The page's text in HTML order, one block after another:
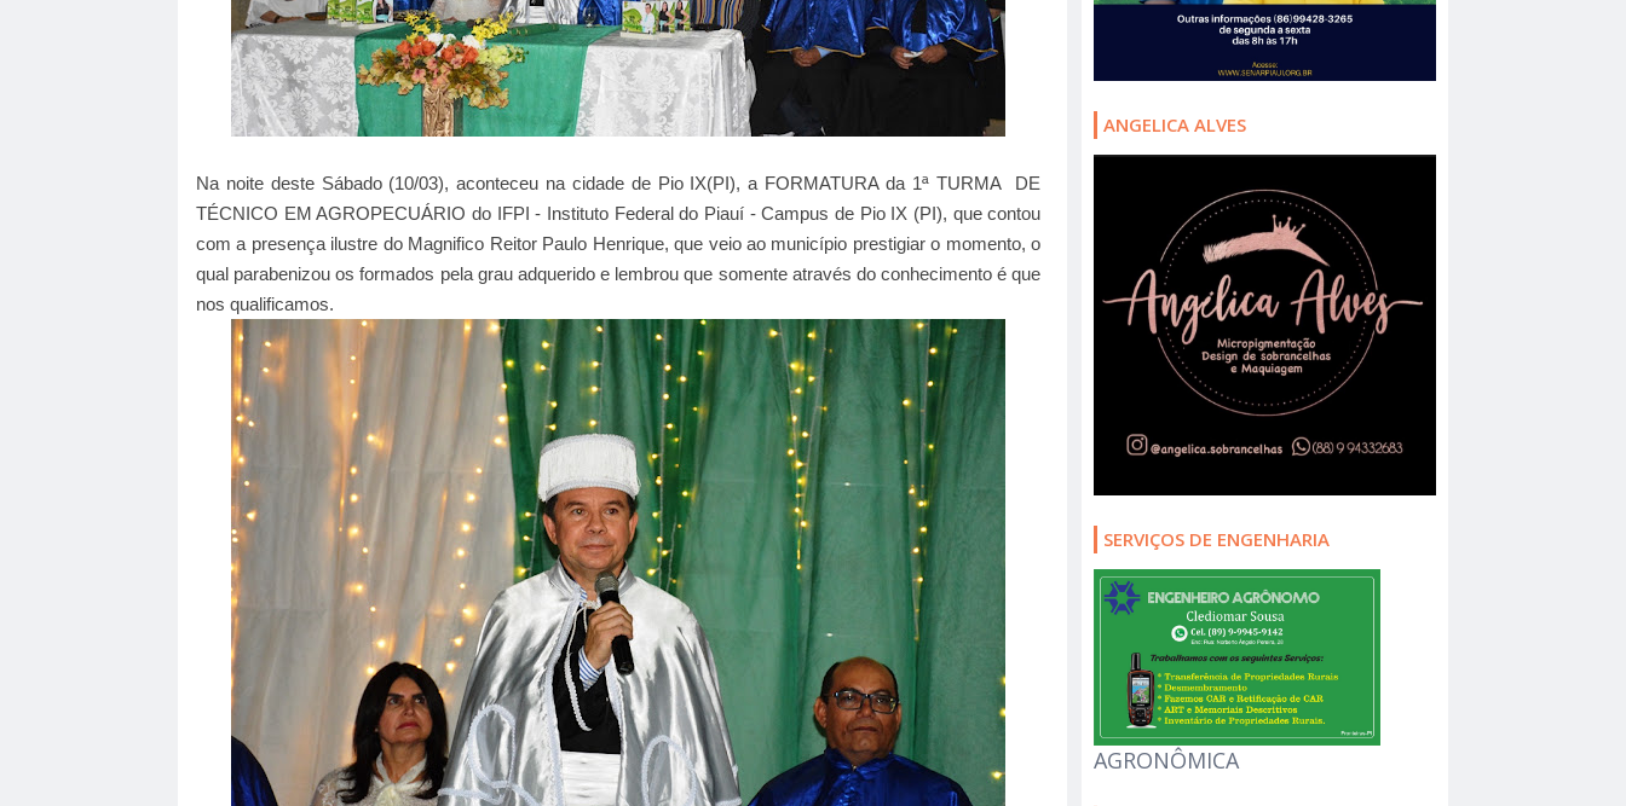
Na noite deste Sábado (10/03), aconteceu na cidade de Pio IX(PI), a FORMATURA da 1ª TURMA DE
TÉCNICO EM AGROPECUÁRIO do IFPI - Instituto Federal do Piauí - Campus de Pio IX (PI), que contou
com a presença ilustre do Magnifico Reitor Paulo Henrique, que veio ao município prestigiar o momento, o
qual parabenizouos formados pela grau adqueridoe lembrou que somente através do conhecimento é que
nos qualificamos.
ANGELICA ALVES
SERVIÇOS DE ENGENHARIA
AGRONÔMICA